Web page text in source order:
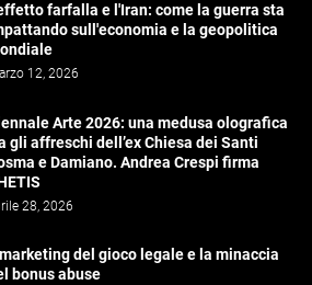
farfalla e l'Iran: come la guerra sta
sull'economia e la geopolitica
12, 2026
Arte 2026: una medusa olografica
gli affreschi dell’ex Chiesa dei Santi
e Damiano. Andrea Crespi firma
28, 2026
del gioco legale e la minaccia
bonus abuse